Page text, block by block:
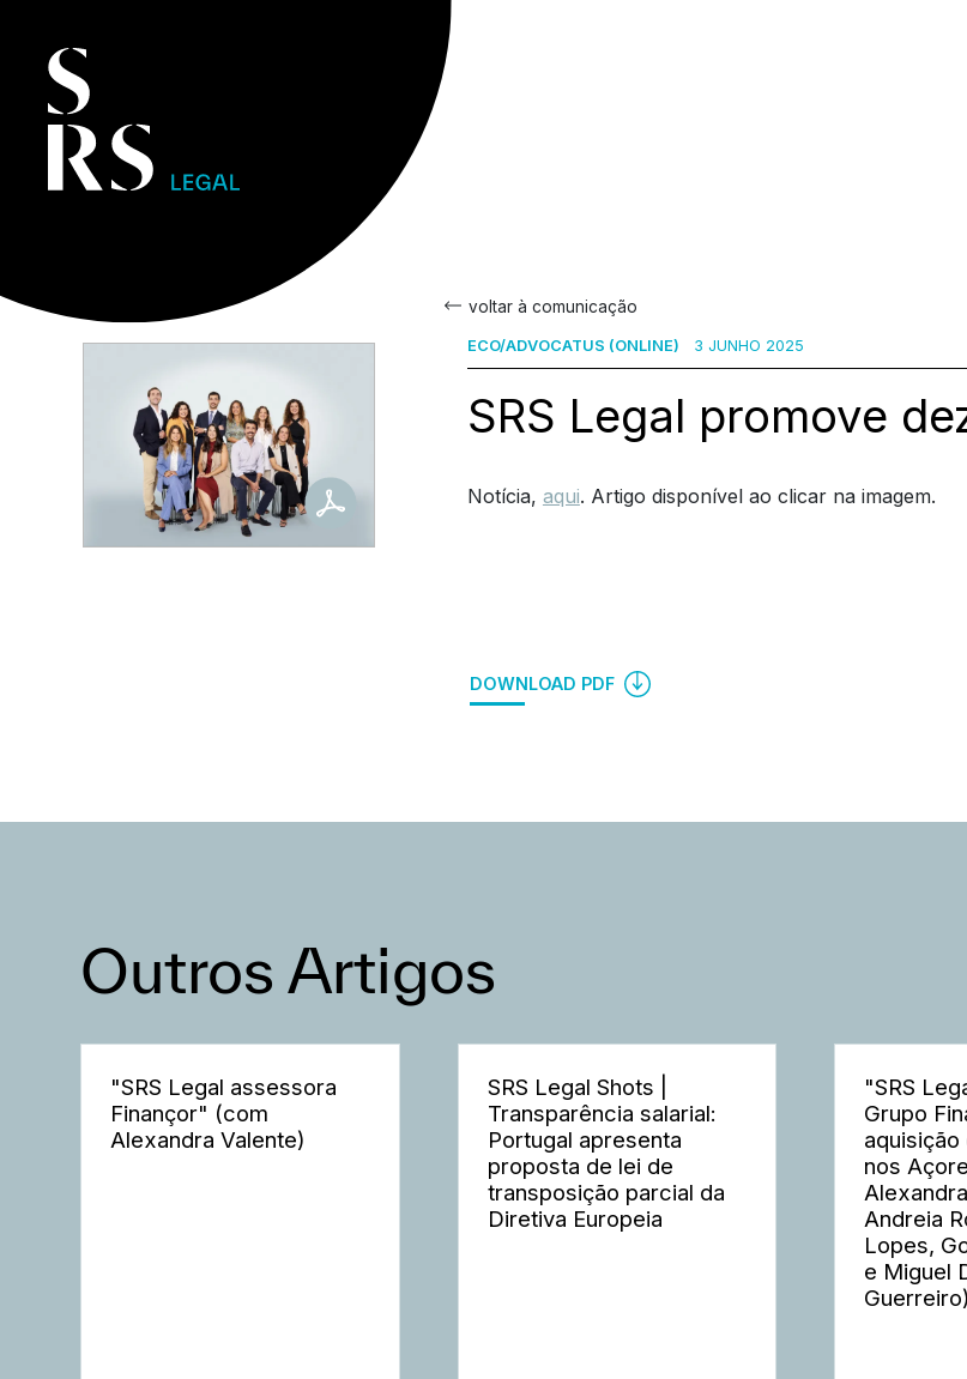
voltar à comunicação
ECO/ADVOCATUS (ONLINE) 3 JUNHO 2025
SRS Legal promove
Notícia, aqui. Artigo disponível ao clicar na imagem.
DOWNLOAD PDF
Outros Artigos
"SRS Legal assessora
Finançor" (com
Alexandra Valente)
SRS Legal Shots |
Transparência salarial:
Portugal apresenta
proposta de lei de
transposição parcial da
Diretiva Europeia
"SRS
Grupo
aquisição
nos
Andreia
Lopes,
e Miguel
Guerreiro)